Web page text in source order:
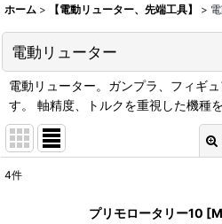
ホーム > 【電動リューター、先端工具】 >
電動リューター
電動リューター。ガンプラ、フィギ
す。 軸精度、トルクを重視した機種
4件
プリモロータリー10 [